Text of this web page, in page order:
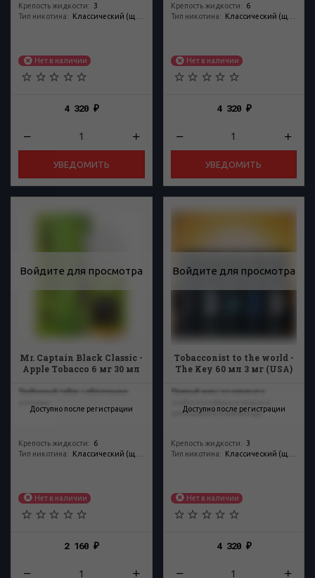
Крепость жидкости: 3
Тип никотина:
Нет в наличии
4 320₽
УВЕДОМИТЬ
Крепость жидкости: 6
Тип никотина:
Нет в наличии
4 320 ₽
УВЕДОМИТЬ
Войдите для просмотра
Mr. Captain Black Classic -
Apple Tobacco 6 мг 30 мл
Доступно после регистрации
Трубочный табак с яблочными
Крепость жидкости: 6
Тип никотина:
Нет в наличии
2 160₽
Войдите для просмотра
Tobacconist to the world -
The Key 60 мл 3 мг (USA)
Доступно после регистрации
Пряный микс из крепкого
швейцарского шоколада.
Крепость жидкости: 3
Тип никотина:
Нет в наличии
4 320 ₽